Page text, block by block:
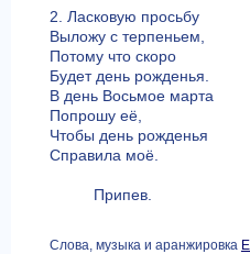
2. Ласковую просьбу
Выложу с терпеньем,
Потому что скоро
Будет день рожденья.
В день Восьмое марта
Попрошу её,
Чтобы день рожденья
Справила моё.
Припев.
Слова, музыка и аранжировка